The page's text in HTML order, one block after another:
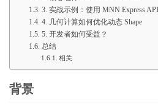
3. 实战示例：使用 MNN Express
4. 几何计算如何优化动态 Shape
5. 开发者如何受益？
总结
相关
背景